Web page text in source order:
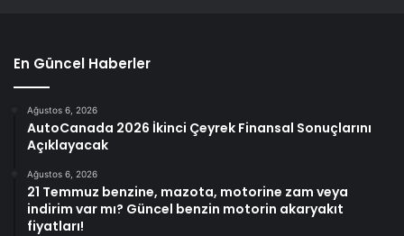
En Güncel Haberler
Ağustos 6, 2026
AutoCanada 2026 İkinci Çeyrek Finansal Sonuçlarını
Açıklayacak
Ağustos 6, 2026
21 Temmuz benzine, mazota, motorine zam veya
indirim var mı? Güncel benzin motorin akaryakıt
fiyatları!